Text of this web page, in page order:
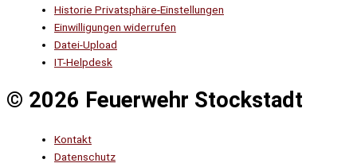
Historie Privatsphäre-Einstellungen
Einwilligungen widerrufen
Datei-Upload
IT-Helpdesk
© 2026 Feuerwehr Stockstadt
Kontakt
Datenschutz